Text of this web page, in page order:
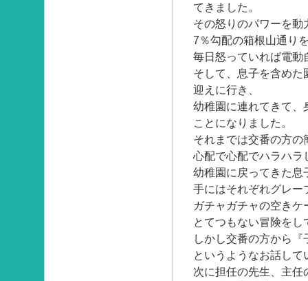
てきました。
その怒りのパワーを動
7％勾配の箱根山通り
毎日怒っていれば電動
そして、息子を含め
迎えに行き、
幼稚園に連れてきて、
ことになりました。
それまでは交番の方
心配で心配でハラハラ
幼稚園に戻ってきた息
手にはそれぞれグレー
ガチャガチャの空き
とてつもない冒険を
しかし交番の方から
というようなお話して
次に担任の先生、主